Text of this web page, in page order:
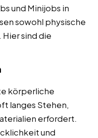
und Minijobs in
sowohl physische
sind die
körperliche
langes Stehen,
erfordert.
und